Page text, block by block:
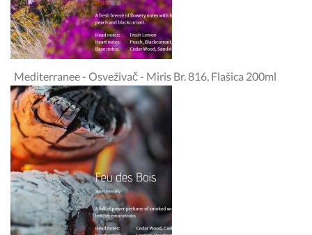
Mediterranee - Osveživač - Miris Br. 816, Flašica 200ml